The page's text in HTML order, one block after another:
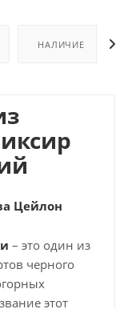
НАЛИЧИЕ
Цейлон
– это один из
черного
этот